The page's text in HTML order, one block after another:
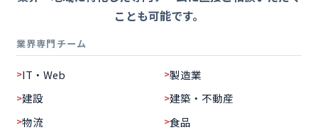
ことも可能です。
業界専門チーム
IT・Web
製造業
建設
建築・不動産
物流
食品